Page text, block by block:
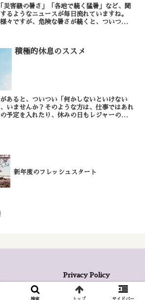
災害級の暑さ」「各地で続く猛暑」など、聞
るようなニュースが毎日流れていますね。
々ですが、危険な暑さが続くと、ついつい
積極的休息のススメ
あると、ついつい「何かしないといけない
いませんか？そのような方は、仕事ではあれ
予定を入れたり、休みの日もレジャーの予定
新年度のフレッシュスタート
Privacy Policy
VINEYARD -sendai.
検索 トップ サイドバー